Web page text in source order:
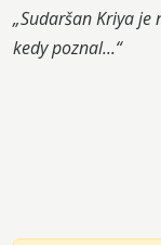
„Sudaršan Kriya
kedy poznal...“